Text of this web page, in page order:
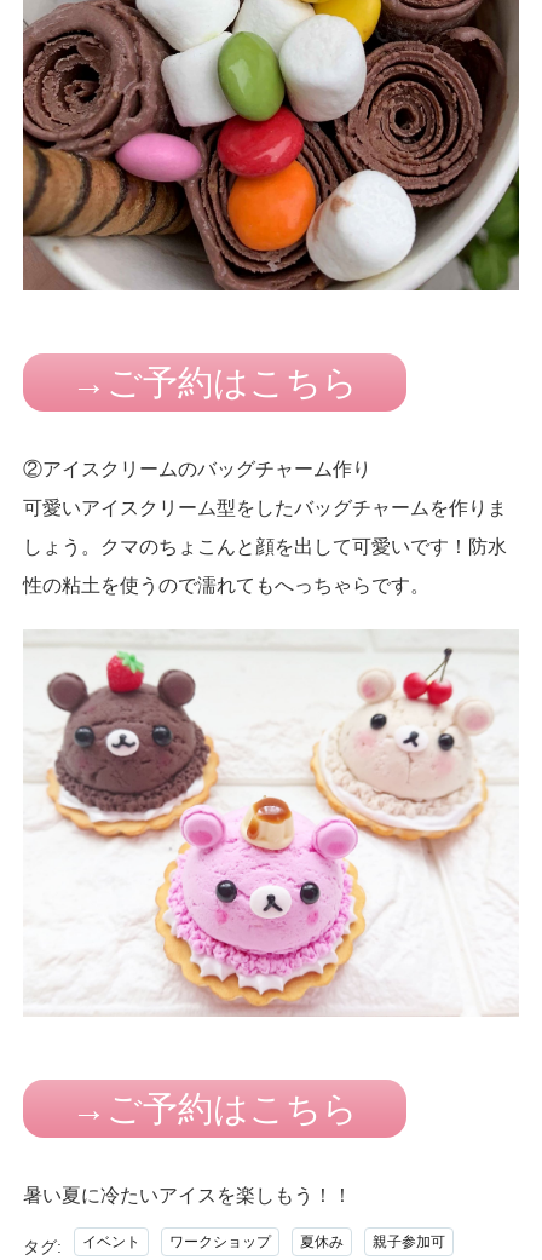
→ご予約はこちら
②アイスクリームのバッグチャーム作り
可愛いアイスクリーム型をしたバッグチャームを作りま
しょう。クマのちょこんと顔を出して可愛いです！防水
性の粘土を使うので濡れてもへっちゃらです。
→ご予約はこちら
暑い夏に冷たいアイスを楽しもう！！
タグ: イベント ワークショップ 夏休み 親子参加可